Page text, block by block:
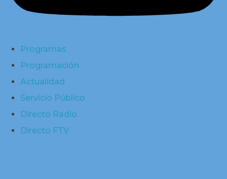
Programas
Programación
Actualidad
Servicio Público
Directo Radio
Directo FTV